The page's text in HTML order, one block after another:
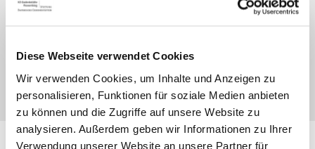
Diese Webseite verwendet Cookies
Wir verwenden Cookies, um Inhalte und Anzeigen zu
personalisieren, Funktionen für soziale Medien anbieten
zu können und die Zugriffe auf unsere Website zu
analysieren. Außerdem geben wir Informationen zu Ihrer
Verwendung unserer Website an unsere Partner für
ReMember